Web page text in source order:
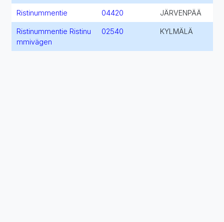
Ristinummentie 04420 JÄRVENPÄÄ
Ristinummentie Ristinu
mmivägen
02540 KYLMÄLÄ